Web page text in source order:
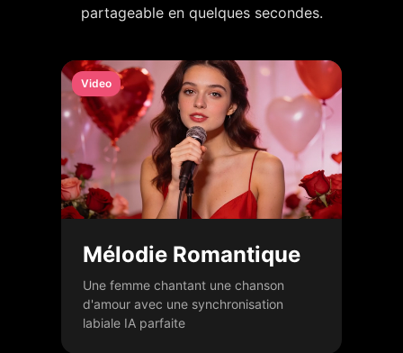
partageable en quelques secondes.
Video
Mélodie Romantique
Une femme chantant une chanson
d'amour avec une synchronisation
labiale IA parfaite